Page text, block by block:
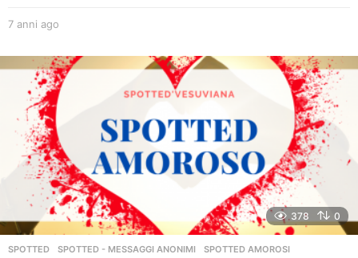
7 anni ago
n
n
i
378 0
SPOTTED ,SPOTTED - MESSAGGI ANONIMI SPOTTED AMOROSI